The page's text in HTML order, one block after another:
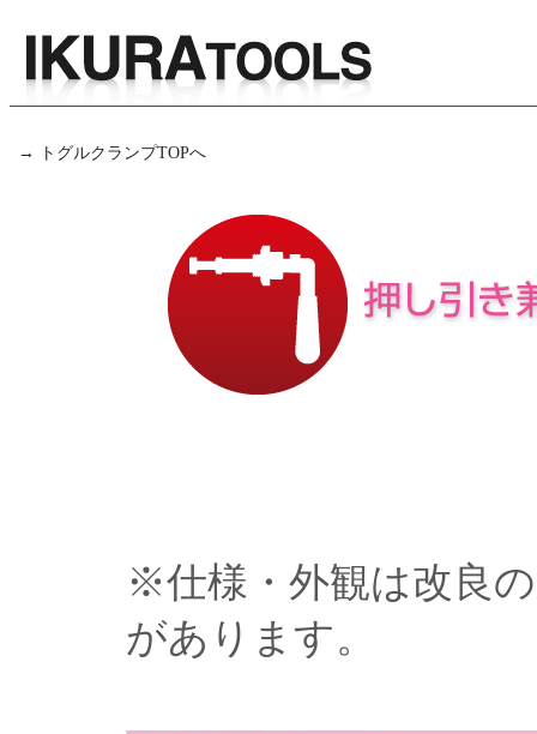
→ トグルクランプTOPへ
※仕様・外観は改良
があります。